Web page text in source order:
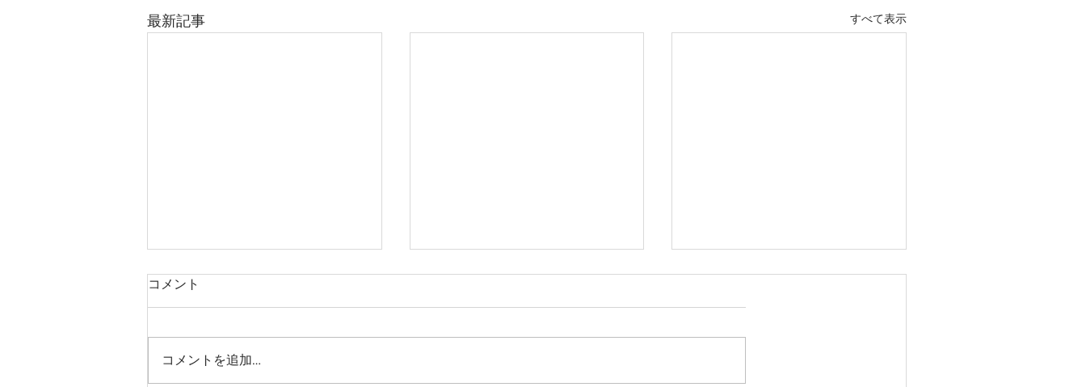
最新記事 すべて表示
コメント
コメントを追加…